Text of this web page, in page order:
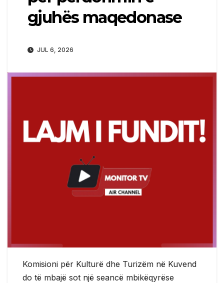
gjuhës maqedonase
JUL 6, 2026
Komisioni për Kulturë dhe Turizëm në Kuvend
do të mbajë sot një seancë mbikëqyrëse